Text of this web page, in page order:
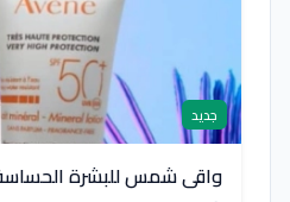
جديد
واقي شمس للبشرة